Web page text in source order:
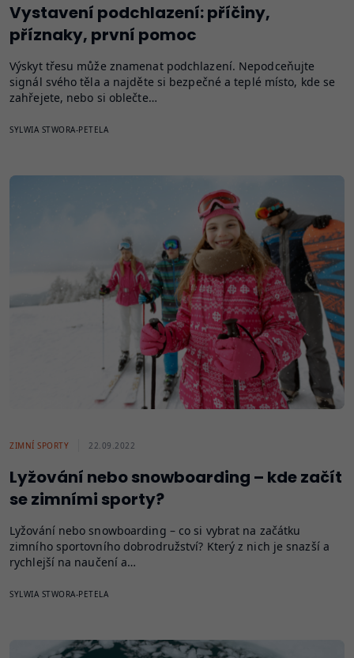
Vystavení podchlazení: příčiny,
příznaky, první pomoc
Výskyt třesu může znamenat podchlazení. Nepodceňujte
signál svého těla a najděte si bezpečné a teplé místo, kde se
zahřejete, nebo si oblečte…
SYLWIA STWORA-PETELA
ZIMNÍ SPORTY 22.09.2022
Lyžování nebo snowboarding – kde začít
se zimními sporty?
Lyžování nebo snowboarding – co si vybrat na začátku
zimního sportovního dobrodružství? Který z nich je snazší a
rychlejší na naučení a…
SYLWIA STWORA-PETELA